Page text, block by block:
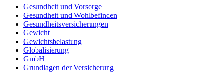
Gesundheit und Vorsorge
Gesundheit und Wohlbefinden
Gesundheitsversicherungen
Gewicht
Gewichtsbelastung
Globalisierung
GmbH
Grundlagen der Versicherung